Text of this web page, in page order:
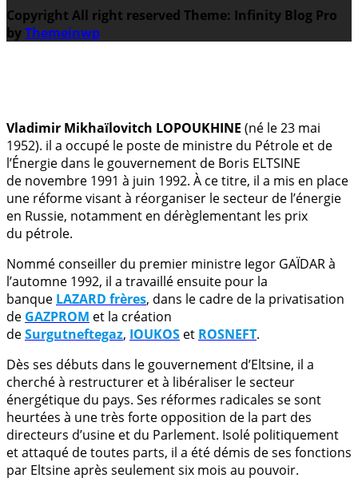
Copyright All right reserved Theme: Infinity Blog Pro
byThemeinwp
Vladimir Mikhaïlovitch LOPOUKHINE (né le 23 mai
1952). il a occupé le poste de ministre du Pétrole et de
l’Énergie dans le gouvernement de Boris ELTSINE
de novembre 1991 à juin 1992. À ce titre, il a mis en place
une réforme visant à réorganiser le secteur de l’énergie
en Russie, notamment en dérèglementant les prix
du pétrole.
Nommé conseiller du premier ministre Iegor GAÏDAR à
l’automne 1992, il a travaillé ensuite pour la
banque LAZARD frères, dans le cadre de la privatisation
de GAZPROM et la création
deSurgutneftegaz, IOUKOS et ROSNEFT.
Dès ses débuts dans le gouvernement d’Eltsine, il a
cherché à restructurer et à libéraliser le secteur
énergétique du pays. Ses réformes radicales se sont
heurtées à une très forte opposition de la part des
directeurs d’usine et du Parlement. Isolé politiquement
et attaqué de toutes parts, il a été démis de ses fonctions
par Eltsine après seulement six mois au pouvoir.